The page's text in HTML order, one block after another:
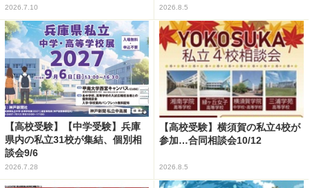
2026.7.10 2026.8.5
【高校受験】【中学受験】兵庫
県内の私立31校が集結、個別相
談会9/6
2026.7.28
【高校受験】横須賀の私立4校が
参加…合同相談会10/12
2026.8.5